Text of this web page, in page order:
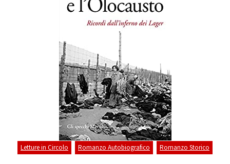
Letture in Circolo Romanzo Autobiografico Romanzo Storico